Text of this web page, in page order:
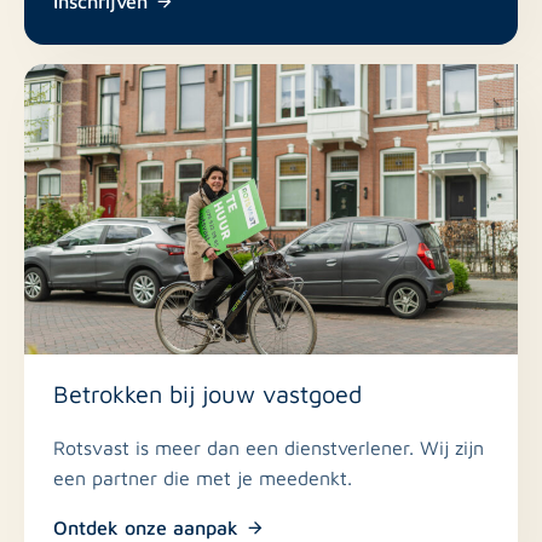
Betrokken bij jouw vastgoed
Rotsvast is meer dan een dienstverlener. Wij zijn
een partner die met je meedenkt.
Ontdek onze aanpak